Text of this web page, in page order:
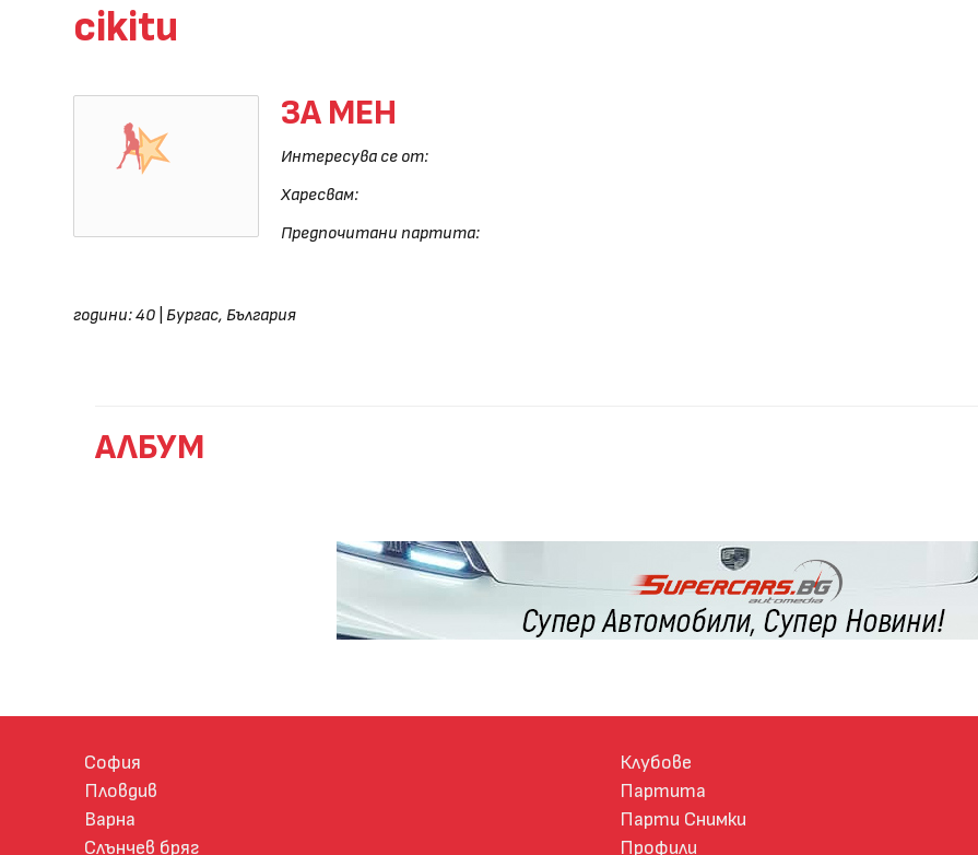
cikitu
ЗА МЕН
Интересува се от:
Харесвам:
Предпочитани партита:
години: 40 Бургас, България
АЛБУМ
София
Пловдив
Варна
Слънчев бряг
Клубове
Партита
Парти Снимки
Профили